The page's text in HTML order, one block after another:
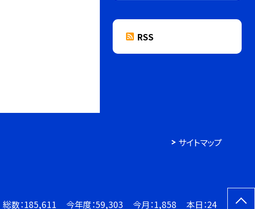
RSS
サイトマップ
総数：185,611 今年度：59,303 今月：1,858 本日：24